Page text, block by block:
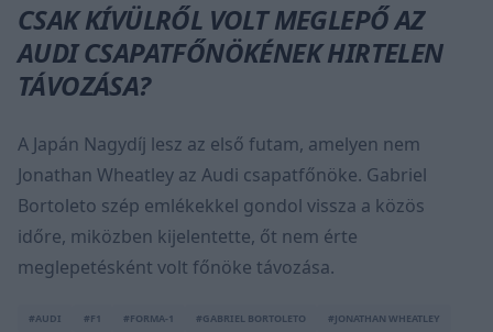
CSAK KÍVÜLRŐL VOLT MEGLEPŐ AZ
AUDI CSAPATFŐNÖKÉNEK HIRTELEN
TÁVOZÁSA?
A Japán Nagydíj lesz az első futam, amelyen nem
Jonathan Wheatley az Audi csapatfőnöke. Gabriel
Bortoleto szép emlékekkel gondol vissza a közös
időre, miközben kijelentette, őt nem érte
meglepetésként volt főnöke távozása.
#AUDI #F1 #FORMA-1 #GABRIEL BORTOLETO
#JONATHAN WHEATLEY